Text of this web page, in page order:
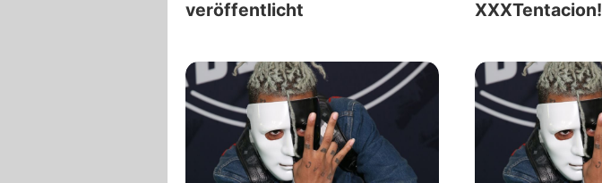
veröffentlicht
XXXTentacion!